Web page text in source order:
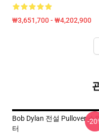
₩3,651,700 - ₩4,202,900
Bob Dylan 전설 Pullover 스
터
-